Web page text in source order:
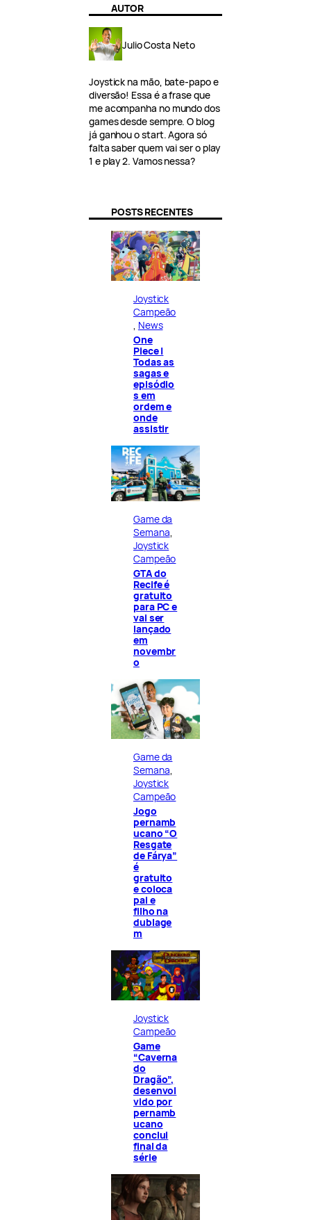
AUTOR
Julio Costa Neto
Joystick na mão, bate-papo e
diversão! Essa é a frase que
me acompanha no mundo dos
games desde sempre. O blog
já ganhou o start. Agora só
falta saber quem vai ser o play
1 e play 2. Vamos nessa?
POSTS RECENTES
Joystick
Campeão
News
One
Piece |
Todas as
sagas e
episódio
s em
ordem e
onde
assistir
Game da
Semana
Joystick
Campeão
GTA do
Recife é
gratuito
para PC e
vai ser
lançado
em
novembr
o
Game da
Semana
Joystick
Campeão
Jogo
pernamb
ucano “O
Resgate
de Fárya”
é
gratuito
e coloca
pai e
filho na
dublage
m
Joystick
Campeão
Game
“Caverna
do
Dragão”,
desenvol
vido por
pernamb
ucano
conclui
final da
série